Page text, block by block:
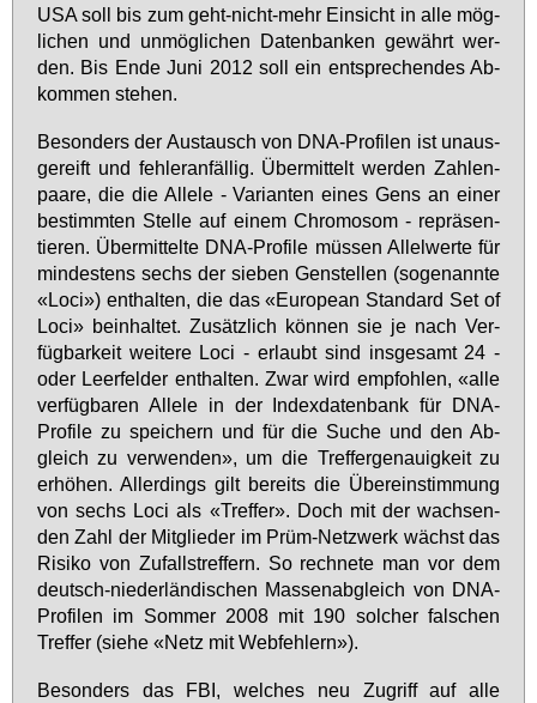
USA soll bis zum geht-nicht-mehr Ein­sicht in al­le mög­
li­chen und un­mög­li­chen Da­ten­ban­ken ge­währt wer­
den. Bis En­de Ju­ni 2012 soll ein ent­spre­chen­des Ab­
kom­men ste­hen.
Be­son­ders der Aus­tausch von DNA-Pro­fi­len ist un­aus­
ge­reift und feh­ler­an­fäl­lig. Über­mit­telt wer­den Zah­len­
paa­re, die die Al­le­le - Va­ri­an­ten ei­nes Gens an ei­ner
be­stimm­ten Stel­le auf ei­nem Chro­mo­som - re­prä­sen­
tie­ren. Über­mit­tel­te DNA-Pro­fi­le müs­sen Al­lel­wer­te für
min­des­tens sechs der sie­ben Gen­stel­len (so­ge­nann­te
«Lo­ci») ent­hal­ten, die das «Eu­ro­pean Stan­dard Set of
Lo­ci» be­inhal­tet. Zu­sätz­lich kön­nen sie je nach Ver­
füg­bar­keit wei­te­re Lo­ci - er­laubt sind ins­ge­samt 24 -
oder Leer­fel­der ent­hal­ten. Zwar wird emp­foh­len, «al­le
ver­füg­ba­ren Al­le­le in der In­dex­da­ten­bank für DNA-
Pro­fi­le zu spei­chern und für die Su­che und den Ab­
gleich zu ver­wen­den», um die Tref­fer­ge­nau­ig­keit zu
er­hö­hen. Al­ler­dings gilt be­reits die Über­ein­stim­mung
von sechs Lo­ci als «Tref­fer». Doch mit der wach­sen­
den Zahl der Mit­glie­der im Prüm-Netz­werk wächst das
Ri­si­ko von Zu­falls­tref­fern. So rech­ne­te man vor dem
deutsch-nie­der­län­di­schen Mas­sen­ab­gleich von DNA-
Pro­fi­len im Som­mer 2008 mit 190 sol­cher fal­schen
Tref­fer (sie­he «Netz mit Web­feh­lern»).
Be­son­ders das FBI, wel­ches neu Zu­griff auf al­le